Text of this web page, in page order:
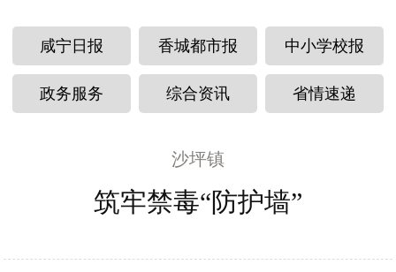
咸宁日报 香城都市报 中小学校报
政务服务 综合资讯 省情速递
沙坪镇
筑牢禁毒“防护墙”